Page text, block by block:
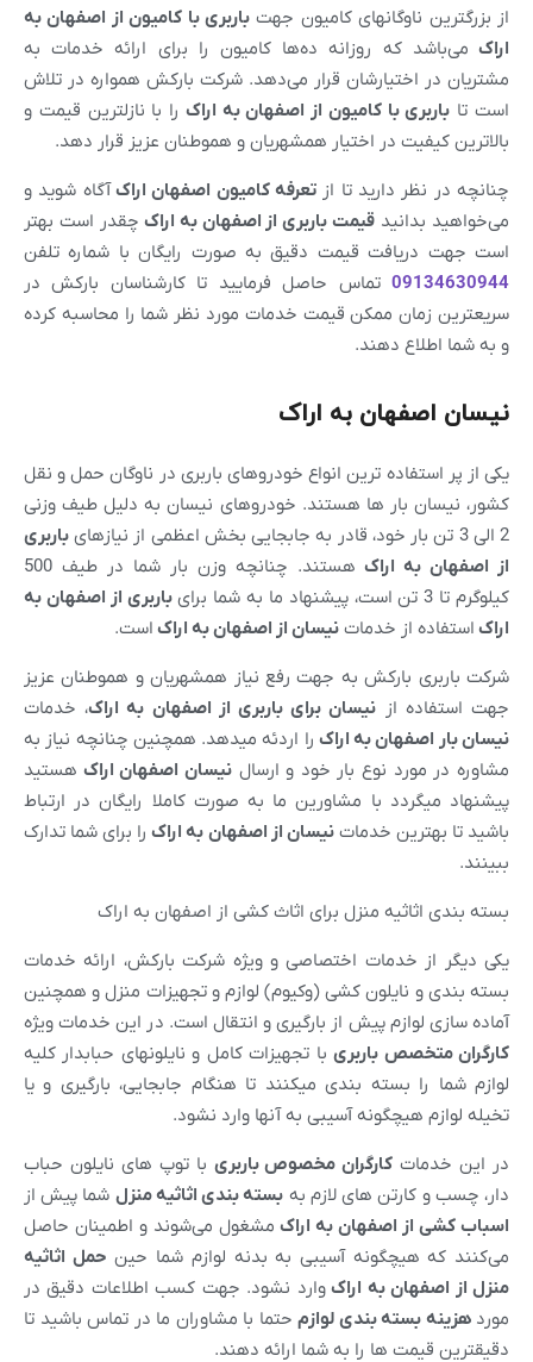
از بزرگترین ناوگانهای کامیون جهت باربری با کامیون از اصفهان به
اراک می‌باشد که روزانه ده‌ها کامیون را برای ارائه خدمات به
مشتریان در اختیارشان قرار می‌دهد. شرکت بارکش همواره در تلاش
است تا باربری با کامیون از اصفهانبه اراک را با نازلترین قیمت و
بالاترین کیفیت در اختیار همشهریان و هموطنان عزیز قرار دهد.
چنانچه در نظر دارید تا از تعرفه کامیون اصفهان اراکآگاه شوید و
می‌خواهید بدانید قیمت باربری از اصفهانبه اراک چقدر است بهتر
است جهت دریافت قیمت دقیق به صورت رایگان با شماره تلفن
09134630944 تماس حاصل فرمایید تا کارشناسان بارکش در
سریعترین زمان ممکن قیمت خدمات مورد نظر شما را محاسبه کرده
و به شما اطلاع دهند.
نیسان اصفهان به اراک
یکی از پر استفاده ترین انواع خودروهای باربری در ناوگان حمل و نقل
کشور، نیسان بار ها هستند. خودروهای نیسان به دلیل طیف وزنی
2 الی 3 تن بار خود، قادر به جابجایی بخش اعظمی از نیازهای
باربری
از اصفهان به اراک
هستند. چنانچه وزن بار شما در طیف 500
کیلوگرم تا 3 تن است، پیشنهاد ما به شما برای
باربری از اصفهان به
اراک استفاده از خدمات نیسان از اصفهانبه اراک است.
شرکت باربری بارکش به جهت رفع نیاز همشهریان و هموطنان عزیز
جهت استفاده از نیسان برای باربری از اصفهان به اراک، خدمات
نیسان بار اصفهانبه اراک را اردئه میدهد. همچنین چنانچه نیاز به
مشاوره در مورد نوع بار خود و ارسالنیسان اصفهان اراک هستید
پیشنهاد میگردد با مشاورین ما به صورت کاملا رایگان در ارتباط
باشید تا بهترین خدماتنیسان از اصفهان به اراک را برای شما تدارک
ببینند.
بسته بندی اثاثیه منزل برای اثاث کشی از اصفهان به اراک
یکی دیگر از خدمات اختصاصی و ویژه شرکت بارکش، ارائه خدمات
بسته بندی و نایلون کشی (وکیوم) لوازم و تجهیزات منزل و همچنین
آماده سازی لوازم پیش از بارگیری و انتقال است. در این خدمات ویژه
کارگران متخصص باربریبا تجهیزات کامل و نایلونهای حبابدار کلیه
لوازم شما را بسته بندی میکنند تا هنگام جابجایی، بارگیری و یا
تخیله لوازم هیچگونه آسیبی به آنها وارد نشود.
در این خدمات کارگران مخصوص باربری با توپ های نایلون حباب
دار، چسب و کارتن های لازم به بسته بندی اثاثیه منزل شما پیش از
اسباب کشی از اصفهان به اراک مشغول می‌شوند و اطمینان حاصل
می‌کنند که هیچگونه آسیبی به بدنه لوازم شما حین حمل اثاثیه
منزل از اصفهانبه اراکوارد نشود. جهت کسب اطلاعات دقیق در
موردهزینه بسته بندی لوازم حتما با مشاوران ما در تماس باشید تا
دقیقترین قیمت ها را به شما ارائه دهند.